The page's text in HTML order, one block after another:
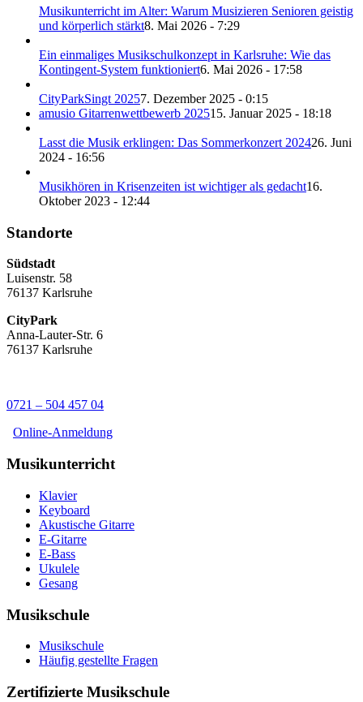
Musikunterricht im Alter: Warum Musizieren Senioren geistig
und körperlich stärkt8. Mai 2026 - 7:29
Ein einmaliges Musikschulkonzept in Karlsruhe: Wie das
Kontingent-System funktioniert6. Mai 2026 - 17:58
CityParkSingt 20257. Dezember 2025 - 0:15
amusio Gitarrenwettbewerb 202515. Januar 2025 - 18:18
Lasst die Musik erklingen: Das Sommerkonzert 202426. Juni
2024 - 16:56
Musikhören in Krisenzeiten ist wichtiger als gedacht16.
Oktober 2023 - 12:44
Standorte
Südstadt
Luisenstr. 58
76137 Karlsruhe
CityPark
Anna-Lauter-Str. 6
76137 Karlsruhe
0721 – 504 457 04
Online-Anmeldung
Musikunterricht
Klavier
Keyboard
Akustische Gitarre
E-Gitarre
E-Bass
Ukulele
Gesang
Musikschule
Musikschule
Häufig gestellte Fragen
Zertifizierte Musikschule